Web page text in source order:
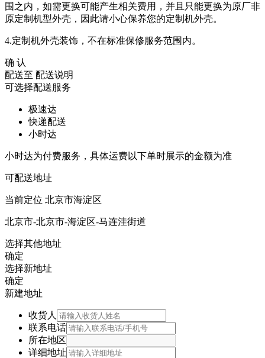
围之内，如需更换可能产生相关费用，并且只能更换为原厂非
原定制机型外壳，因此请小心保养您的定制机外壳。
4.定制机外壳装饰，不在标准保修服务范围内。
确 认
配送至 配送说明
可选择配送服务
极速达
快递配送
小时达
小时达为付费服务，具体运费以下单时展示的金额为准
可配送地址
当前定位 北京市海淀区
北京市-北京市-海淀区-马连洼街道
选择其他地址
确定
选择新地址
确定
新建地址
收货人
联系电话
所在地区
详细地址